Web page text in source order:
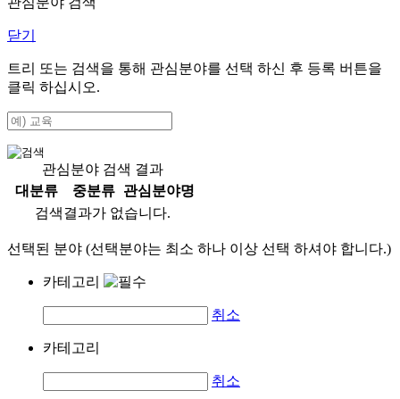
닫기
트리 또는 검색을 통해 관심분야를 선택 하신 후 등록 버튼을
클릭 하십시오.
관심분야 검색 결과
대분류
중분류
관심분야명
검색결과가 없습니다.
선택된 분야 (선택분야는 최소 하나 이상 선택 하셔야 합니다.)
카테고리
취소
카테고리
취소